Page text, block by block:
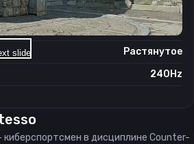
slide
1280×960
4:3
Растянутое
240Hz
в дисциплине Counter-